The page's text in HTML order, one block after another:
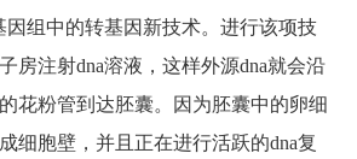
因组中的转基因新技术。进行该项技
房注射dna溶液，这样外源dna就会沿
花粉管到达胚囊。因为胚囊中的卵细
细胞壁，并且正在进行活跃的dna复